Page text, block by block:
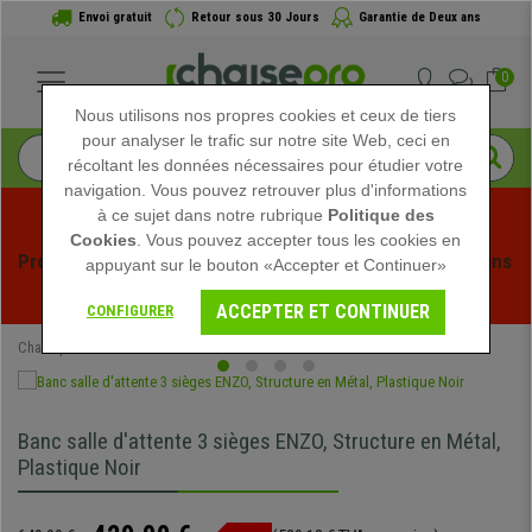
Envoi gratuit Retour sous 30 Jours Garantie de Deux ans
0
Profitez des soldes d'été chez Chaisepro ! Des réductions
exclusives pour une durée limitée - Voir l'offre
Chaisepro
Banc salle d'attente 3 sièges ENZO, Structure en Métal,
Plastique Noir
Nous utilisons nos propres cookies et ceux de tiers
pour analyser le trafic sur notre site Web, ceci en
récoltant les données nécessaires pour étudier votre
navigation. Vous pouvez retrouver plus d'informations
à ce sujet dans notre rubrique Politique des
Cookies . Vous pouvez accepter tous les cookies en
appuyant sur le bouton «Accepter et Continuer»
CONFIGURER ACCEPTER ET CONTINUER